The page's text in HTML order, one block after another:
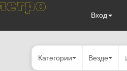
Вход
Категории Везде